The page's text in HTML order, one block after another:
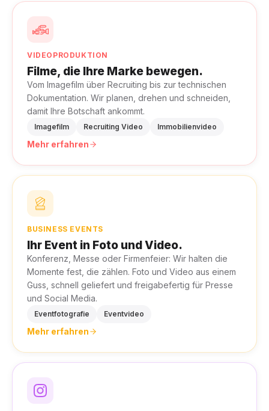
VIDEOPRODUKTION
Filme, die Ihre Marke bewegen.
Vom Imagefilm über Recruiting bis zur technischen
Dokumentation. Wir planen, drehen und schneiden,
damit Ihre Botschaft ankommt.
Imagefilm Recruiting Video Immobilienvideo
Mehr erfahren
BUSINESS EVENTS
Ihr Event in Foto und Video.
Konferenz, Messe oder Firmenfeier: Wir halten die
Momente fest, die zählen. Foto und Video aus einem
Guss, schnell geliefert und freigabefertig für Presse
und Social Media.
Eventfotografie Eventvideo
Mehr erfahren